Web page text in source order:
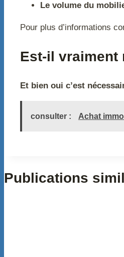
Le volume du
Pour plus d’informations
Est-il vraiment
Et bien oui c’est
consulter : Achat
Publications